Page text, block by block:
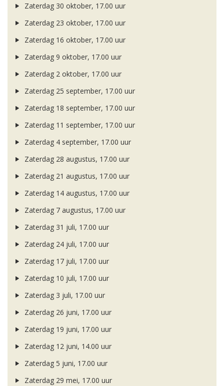
Zaterdag 30 oktober, 17.00 uur
Zaterdag 23 oktober, 17.00 uur
Zaterdag 16 oktober, 17.00 uur
Zaterdag 9 oktober, 17.00 uur
Zaterdag 2 oktober, 17.00 uur
Zaterdag 25 september, 17.00 uur
Zaterdag 18 september, 17.00 uur
Zaterdag 11 september, 17.00 uur
Zaterdag 4 september, 17.00 uur
Zaterdag 28 augustus, 17.00 uur
Zaterdag 21 augustus, 17.00 uur
Zaterdag 14 augustus, 17.00 uur
Zaterdag 7 augustus, 17.00 uur
Zaterdag 31 juli, 17.00 uur
Zaterdag 24 juli, 17.00 uur
Zaterdag 17 juli, 17.00 uur
Zaterdag 10 juli, 17.00 uur
Zaterdag 3 juli, 17.00 uur
Zaterdag 26 juni, 17.00 uur
Zaterdag 19 juni, 17.00 uur
Zaterdag 12 juni, 14.00 uur
Zaterdag 5 juni, 17.00 uur
Zaterdag 29 mei, 17.00 uur